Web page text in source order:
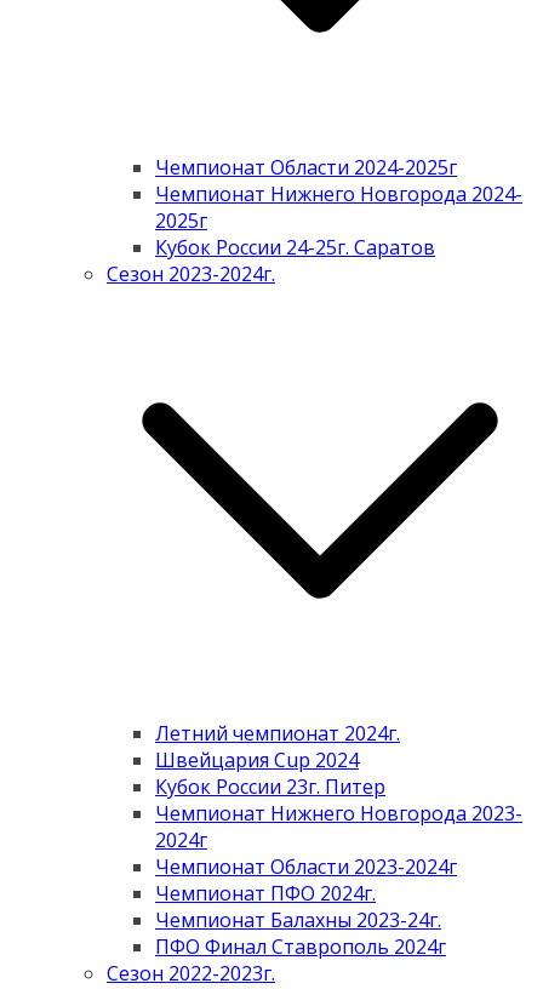
Чемпионат Области 2024-2025г
Чемпионат Нижнего Новгорода 2024-
2025г
Кубок России 24-25г. Саратов
Сезон 2023-2024г.
Летний чемпионат 2024г.
Швейцария Cup 2024
Кубок России 23г. Питер
Чемпионат Нижнего Новгорода 2023-
2024г
Чемпионат Области 2023-2024г
Чемпионат ПФО 2024г.
Чемпионат Балахны 2023-24г.
ПФО Финал Ставрополь 2024г
Сезон 2022-2023г.